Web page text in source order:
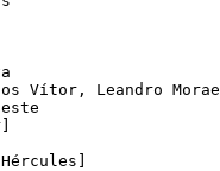
Vítor, Leandro